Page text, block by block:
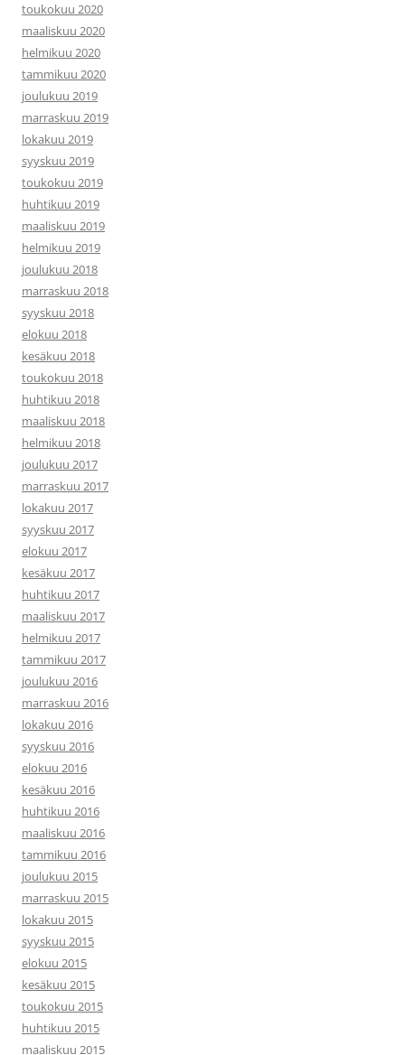
toukokuu 2020
maaliskuu 2020
helmikuu 2020
tammikuu 2020
joulukuu 2019
marraskuu 2019
lokakuu 2019
syyskuu 2019
toukokuu 2019
huhtikuu 2019
maaliskuu 2019
helmikuu 2019
joulukuu 2018
marraskuu 2018
syyskuu 2018
elokuu 2018
kesäkuu 2018
toukokuu 2018
huhtikuu 2018
maaliskuu 2018
helmikuu 2018
joulukuu 2017
marraskuu 2017
lokakuu 2017
syyskuu 2017
elokuu 2017
kesäkuu 2017
huhtikuu 2017
maaliskuu 2017
helmikuu 2017
tammikuu 2017
joulukuu 2016
marraskuu 2016
lokakuu 2016
syyskuu 2016
elokuu 2016
kesäkuu 2016
huhtikuu 2016
maaliskuu 2016
tammikuu 2016
joulukuu 2015
marraskuu 2015
lokakuu 2015
syyskuu 2015
elokuu 2015
kesäkuu 2015
toukokuu 2015
huhtikuu 2015
maaliskuu 2015